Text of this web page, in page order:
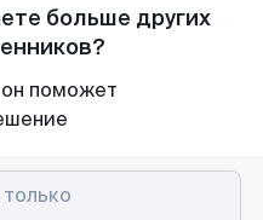
больше других
поможет